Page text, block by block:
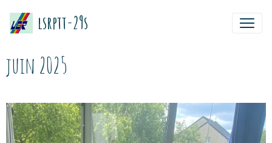
lsrptt-29s
juin 2025